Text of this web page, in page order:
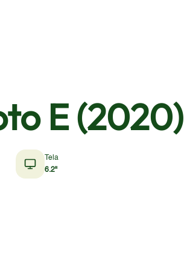
E (2020)
Tela
6.2"